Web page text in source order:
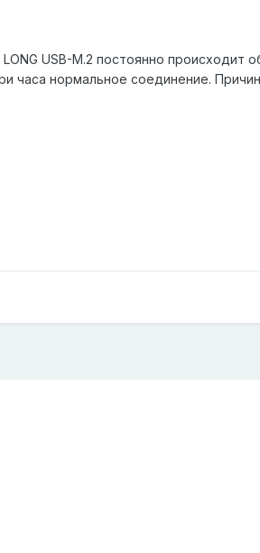
USB-M.2 постоянно происходит
часа нормальное соединение.